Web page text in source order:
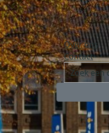
Over ons
Contact